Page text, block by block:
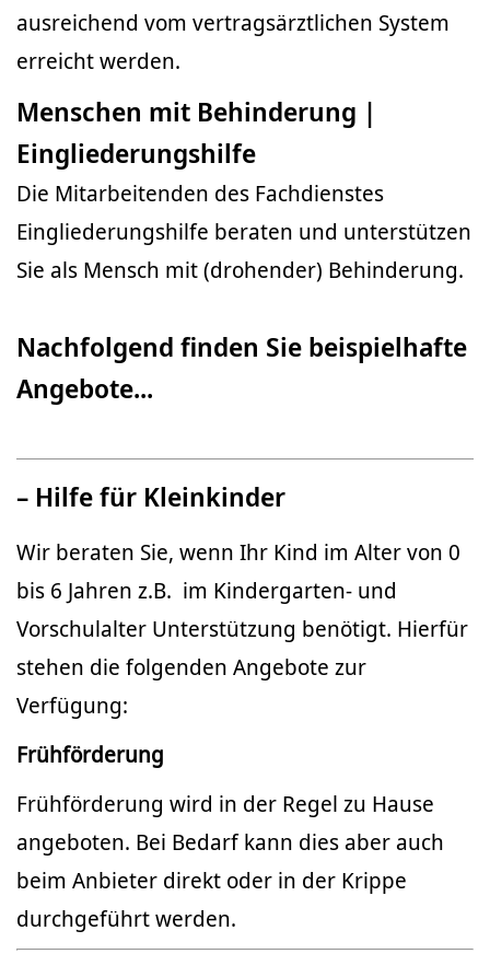
ausreichend vom vertragsärztlichen System
erreicht werden.
Menschen mit Behinderung |
Eingliederungshilfe
Die Mitarbeitenden des Fachdienstes
Eingliederungshilfe beraten und unterstützen
Sie als Mensch mit (drohender) Behinderung.
Nachfolgend finden Sie beispielhafte
Angebote...
– Hilfe für Kleinkinder
Wir beraten Sie, wenn Ihr Kind im Alter von 0
bis 6 Jahren z.B. im Kindergarten- und
Vorschulalter Unterstützung benötigt. Hierfür
stehen die folgenden Angebote zur
Verfügung:
Frühförderung
Frühförderung wird in der Regel zu Hause
angeboten. Bei Bedarf kann dies aber auch
beim Anbieter direkt oder in der Krippe
durchgeführt werden.